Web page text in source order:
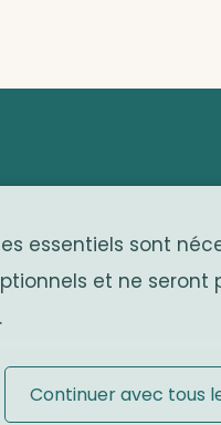
essentiels sont
et ne
Continuer avec tous